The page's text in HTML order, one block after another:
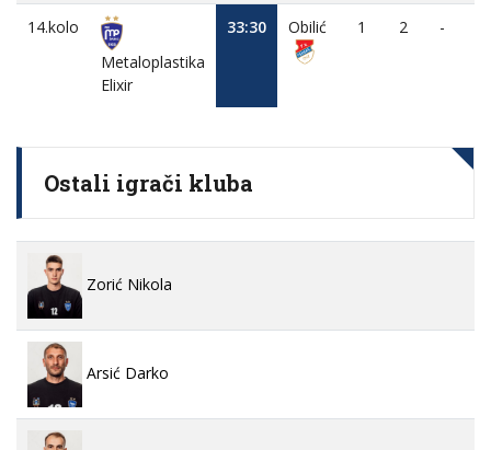
14.kolo
Metaloplastika
Elixir
33:30 Obilić 1 2 -
Ostali igrači kluba
Zorić Nikola
Arsić Darko